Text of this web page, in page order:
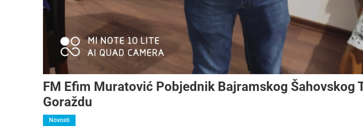
FM Efim Muratović Pobjednik Bajramskog Šahovskog
Goraždu
Novosti